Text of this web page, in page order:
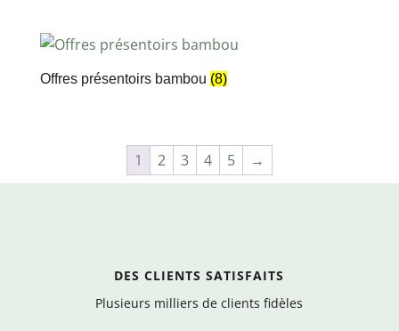
Offres présentoirs bambou (8)
1 2 3 4 5 →
DES CLIENTS SATISFAITS
Plusieurs milliers de clients fidèles